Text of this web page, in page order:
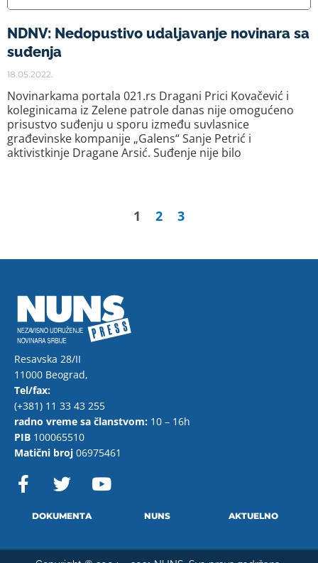
NDNV: Nedopustivo udaljavanje novinara sa
suđenja
18.05.2022.
Novinarkama portala 021.rs Dragani Prici Kovačević i
koleginicama iz Zelene patrole danas nije omogućeno
prisustvo suđenju u sporu između suvlasnice
građevinske kompanije „Galens“ Sanje Petrić i
aktivistkinje Dragane Arsić. Suđenje nije bilo
1 2 3
Resavska 28/II
11000 Beograd,
Tel/fax:
(+381) 11 33 43 255
radno vreme sa članstvom: 10 – 16h
PIB 100065510
Matični broj 06975461
F
a
o
w
t
e
o
b
DOKUMENTA NUNS AKTUELNO